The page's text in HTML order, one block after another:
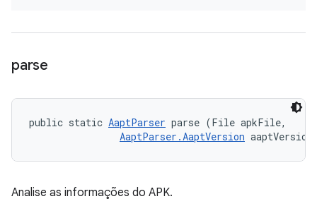
parse
public static AaptParser parse (File apkFile,
AaptParser.AaptVersion
Analise as informações do APK.